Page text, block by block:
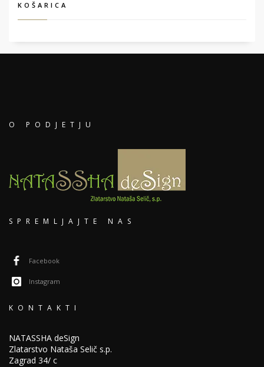
KOŠARICA
O PODJETJU
SPREMLJAJTE NAS
Facebook
Instagram
KONTAKTI
NATASSHA deSign
Zlatarstvo Nataša Selič s.p.
Zagrad 34/ c